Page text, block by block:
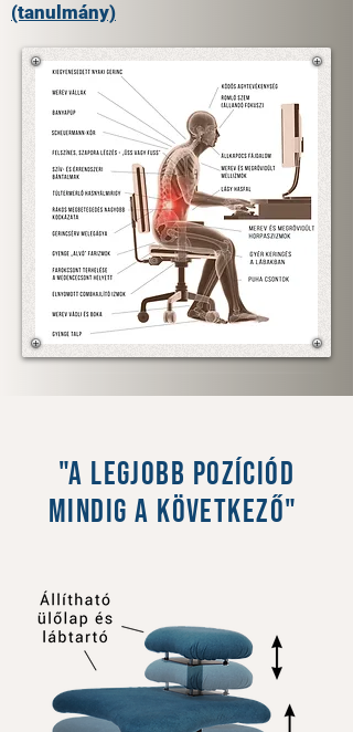
(tanulmány)
"a legjobb pozíciód
mindig a következő"